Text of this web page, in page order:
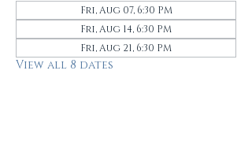
Fri, Aug 07, 6:30 PM
Fri, Aug 14, 6:30 PM
Fri, Aug 21, 6:30 PM
View all 8 dates